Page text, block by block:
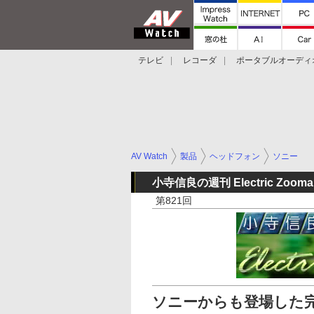
テレビ レコーダ
ポータブルオーディ
AV Watch 製品 ヘッドフォン ソニー
小寺信良の週刊 Electric
第821回
ソニーからも登場した